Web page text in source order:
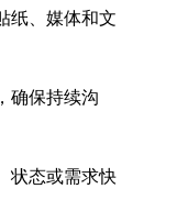
纸、媒体和文
确保持续沟
状态或需求快